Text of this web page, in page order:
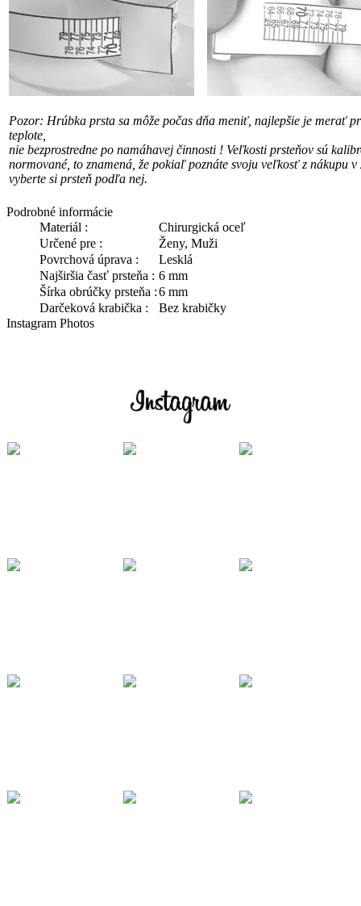
Pozor: Hrúbka prsta sa môže počas dňa meniť, najlepšie je merať
teplote,
nie bezprostredne po namáhavej činnosti ! Veľkosti prsteňov sú
normované, to znamená, že pokiaľ poznáte svoju veľkosťz nákupu v
vyberte si prsteň podľa nej.
Podrobné informácie
Materiál :
Chirurgická oceľ
Určené pre :
Ženy, Muži
Povrchová úprava :
Lesklá
Najširšia časť prsteňa : 6 mm
Šírka obrúčky prsteňa :6 mm
Darčeková krabička :
Bez krabičky
Instagram Photos